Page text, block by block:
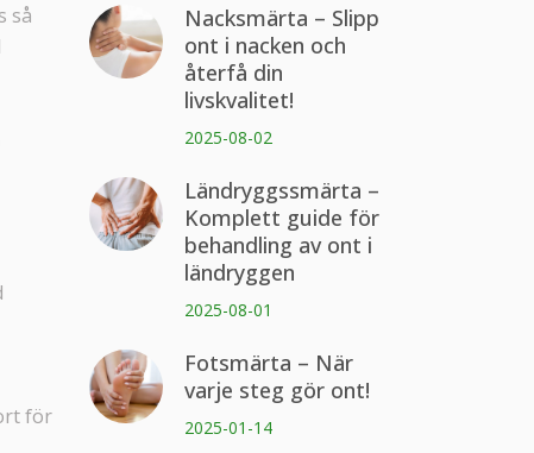
så
för
Nacksmärta – Slipp
ont i nacken och
återfå din
livskvalitet!
2025-08-02
Ländryggssmärta –
Komplett guide för
behandling av ont i
ländryggen
2025-08-01
Fotsmärta – När
varje steg gör ont!
2025-01-14